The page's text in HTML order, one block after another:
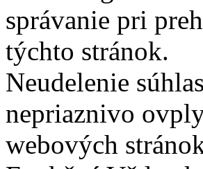
správanie pri
týchto stránok.
Neudelenie
nepriaznivo
webových